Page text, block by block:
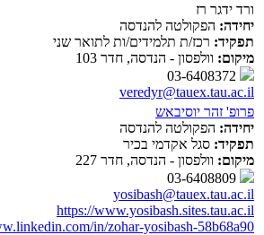
ורד ידגר רז
יחידה: הפקולטה להנדסה
תפקיד: רכז/ת תלמידים/ות לתואר שני
מיקום: וולפסון - הנדסה, חדר 103
veredyr@tauex.tau.ac.il
פרופ' זהר יוסיבאש
יחידה: הפקולטה להנדסה
תפקיד: סגל אקדמי בכיר
מיקום: וולפסון - הנדסה, חדר 227
yosibash@tauex.tau.ac.il
https://www.yosibash.sites.tau.ac.il
in/zohar-yosibash-58b68a90/